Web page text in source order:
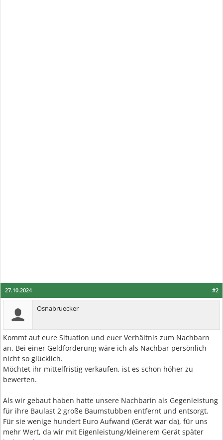
#2
27.10.2024
Osnabruecker
Kommt auf eure Situation und euer Verhältnis zum Nachbarn
an. Bei einer Geldforderung wäre ich als Nachbar persönlich
nicht so glücklich.
Möchtet ihr mittelfristig verkaufen, ist es schon höher zu
bewerten.
Als wir gebaut haben hatte unsere Nachbarin als Gegenleistung
für ihre Baulast 2 große Baumstubben entfernt und entsorgt.
Für sie wenige hundert Euro Aufwand (Gerät war da), für uns
mehr Wert, da wir mit Eigenleistung/kleinerem Gerät später